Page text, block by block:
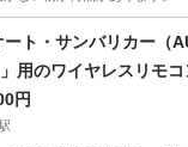
その他
ート・サンバリカー（
用のワイヤレスリモ
円